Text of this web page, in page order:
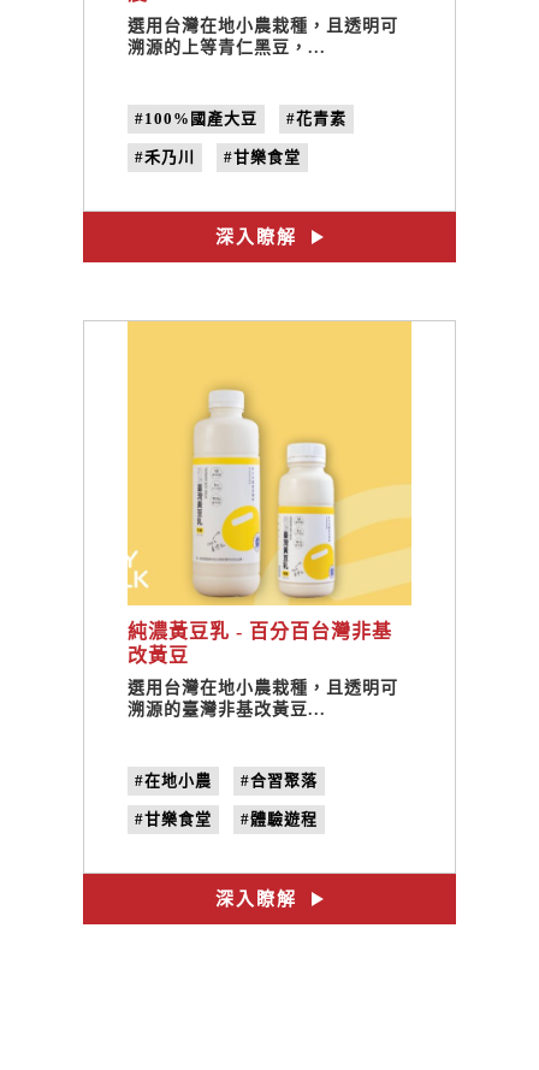
選用台灣在地小農栽種，且透明可
溯源的上等青仁黑豆，...
#100%國產大豆 #花青素
#禾乃川 #甘樂食堂
#非基改黑豆
深入瞭解
純濃黃豆乳 - 百分百台灣非基
改黃豆
選用台灣在地小農栽種，且透明可
溯源的臺灣非基改黃豆...
#在地小農 #合習聚落
#甘樂食堂 #體驗遊程
#100%國產大豆
深入瞭解